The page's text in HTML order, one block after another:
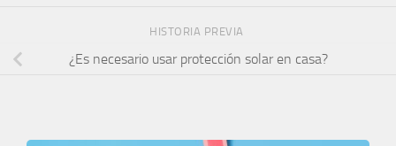
HISTORIA PREVIA
¿Es necesario usar protección solar en casa?